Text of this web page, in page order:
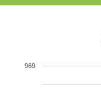
969